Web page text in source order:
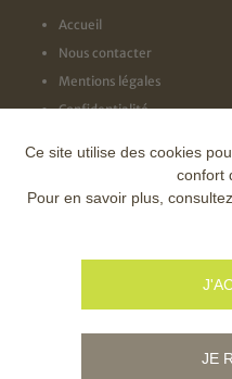
Accueil
Nous contacter
Mentions légales
Confidentialité
NOS LABELS
Ce site utilise des cookies
confort
Pour en savoir plus,
JE